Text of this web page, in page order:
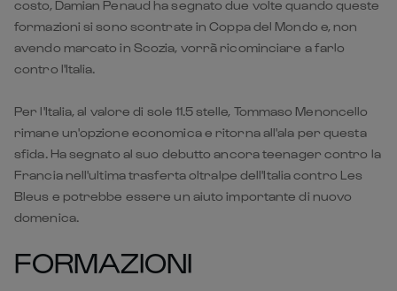
Per l'Italia, al valore di sole 11.5 stelle, Tommaso Menoncello
rimane un'opzione economica e ritorna all'ala per questa
sfida. Ha segnato al suo debutto ancora teenager contro la
Bleus e potrebbe essere un aiuto importante di nuovo
domenica.
FORMAZIONI
Francia:15 Thomas Ramos, 14 Damian Penaud, 13 Gaël
Matthieu Jalibert, 9 Maxime Lucu; 1 Cyril Baille, 2 Peato